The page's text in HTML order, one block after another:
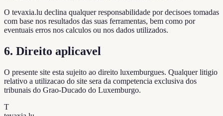
O tevaxia.lu declina qualquer responsabilidade por decisoes tomadas
com base nos resultados das suas ferramentas, bem como por
eventuais erros nos calculos ou nos dados utilizados.
6. Direito aplicavel
O presente site esta sujeito ao direito luxemburgues. Qualquer litigio
relativo a utilizacao do site sera da competencia exclusiva dos
tribunais do Grao-Ducado do Luxemburgo.
T